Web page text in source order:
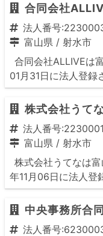
合同会社
法人番号
富山県 / 射水市
合同会社ALLIVEは
01月31日に法人登録
株式会社うて
法人番号
富山県 / 射水市
株式会社うてなは
年11月06日に法人登
中央事務所合
法人番号